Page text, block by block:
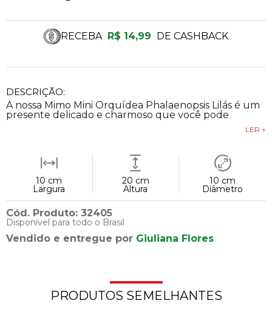
DESCRIÇÃO:
A nossa Mimo Mini Orquídea Phalaenopsis Lilás é um
presente delicado e charmoso que você pode
LER +
10 cm
Largura
20 cm
Altura
10 cm
Diâmetro
Cód. Produto: 32405
Disponível para todo o Brasil
Vendido e entregue por Giuliana Flores
RECEBA R$ 14,99 DE CASHBACK
PRODUTOS SEMELHANTES